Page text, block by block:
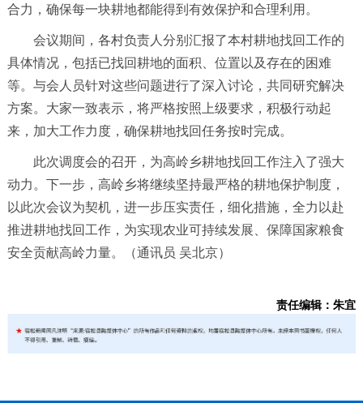
合力，确保每一块耕地都能得到有效保护和合理利用。
会议期间，各村负责人分别汇报了本村耕地找回工作的
具体情况，包括已找回耕地的面积、位置以及存在的困难
等。与会人员针对这些问题进行了深入讨论，共同研究解决
方案。大家一致表示，将严格按照上级要求，积极行动起
来，加大工作力度，确保耕地找回任务按时完成。
此次调度会的召开，为高岭乡耕地找回工作注入了强大
动力。下一步，高岭乡将继续坚持最严格的耕地保护制度，
以此次会议为契机，进一步压实责任，细化措施，全力以赴
推进耕地找回工作，为实现农业可持续发展、保障国家粮食
安全贡献高岭力量。（通讯员 吴北京）
责任编辑：朱宜